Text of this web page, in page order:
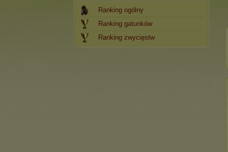
Ranking ogólny
Ranking gatunków
Ranking zwycięstw